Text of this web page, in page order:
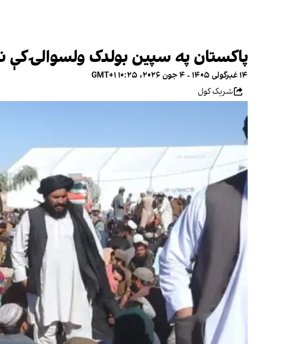
پاکستان په سپین بولدک ولسوالۍ کې نږدې ۲۰۰ افغان بندیان طالبانو
۱۴ غبرگولی ۱۴۰۵ - ۴ جون ۲۰۲۶، ۱۰:۲۵ GMT+۱
شریک کول